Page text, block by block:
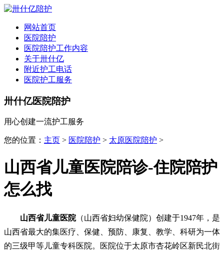
网站首页
医院陪护
医院陪护工作内容
关于卅什亿
附近护工电话
医院护工服务
卅什亿医院陪护
用心创建一流护工服务
您的位置： 主页 > 医院陪护 > 太原医院陪护 >
山西省儿童医院陪诊-住院陪护
怎么找
山西省儿童医院（山西省妇幼保健院）创建于1947年，是
山西省最大的集医疗、保健、预防、康复、教学、科研为一体
的三级甲等儿童专科医院。医院位于太原市杏花岭区新民北街